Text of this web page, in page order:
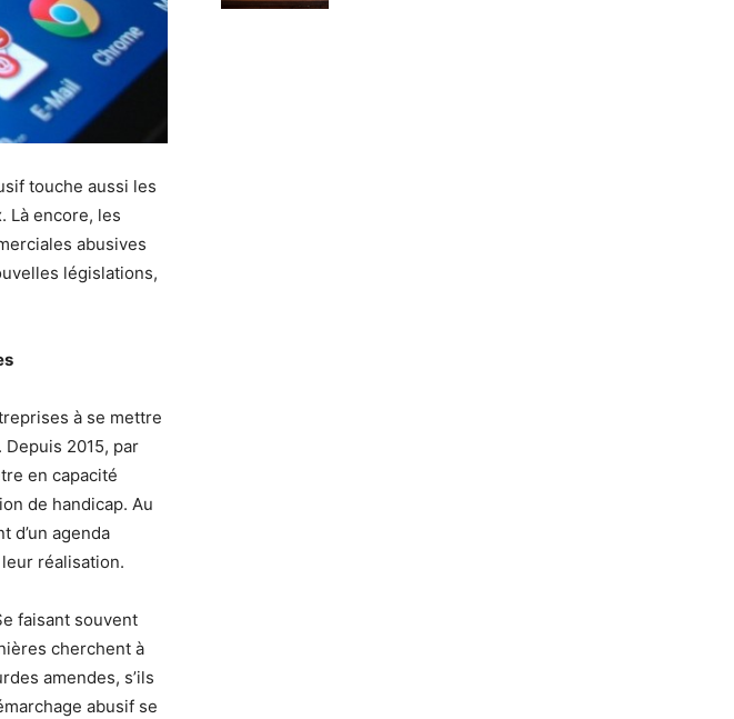
touche aussi les
Là encore, les
abusives
législations,
à se mettre
2015, par
en capacité
de handicap. Au
d’un agenda
réalisation.
faisant souvent
cherchent à
amendes, s’ils
abusif se